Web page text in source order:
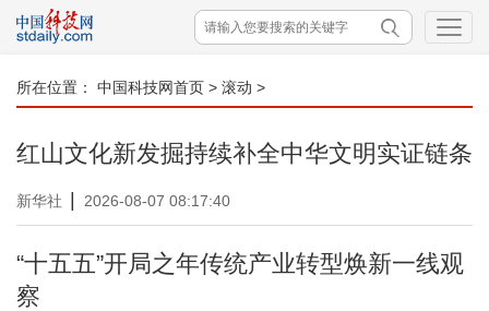
所在位置： 中国科技网首页 > 滚动 >
红山文化新发掘持续补全中华文明实证链条
新华社 2026-08-07 08:17:40
“十五五”开局之年传统产业转型焕新一线观
察